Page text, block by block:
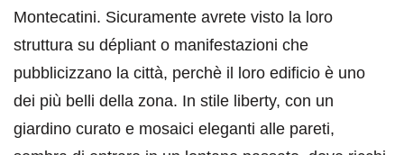
Montecatini. Sicuramente avrete visto la loro
struttura su dépliant o manifestazioni che
pubblicizzano la città, perchè il loro edificio è uno
dei più belli della zona. In stile liberty, con un
giardino curato e mosaici eleganti alle pareti,